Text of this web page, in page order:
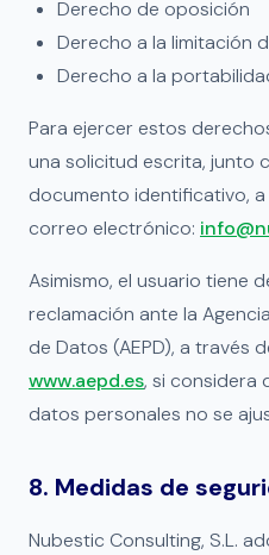
Derecho de oposición
Derecho a la limitación
Derecho a la
Para ejercer estos
una solicitud escrita, junto
documento identificativo,
correo electrónico:
Asimismo, el usuario tiene
reclamación ante la
de Datos (AEPD), a través
www.aepd.es, si considera
datos personales no se
8. Medidas de
Nubestic Consulting, S.L.